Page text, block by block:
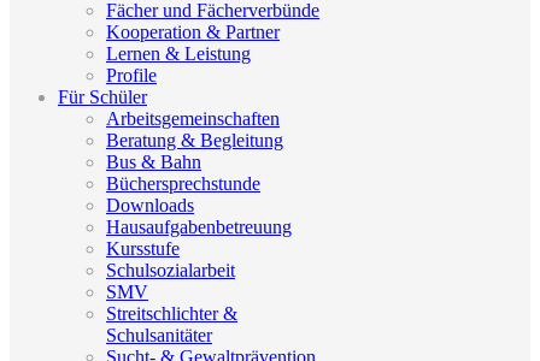
Fächer und Fächerverbünde
Kooperation & Partner
Lernen & Leistung
Profile
Für Schüler
Arbeitsgemeinschaften
Beratung & Begleitung
Bus & Bahn
Büchersprechstunde
Downloads
Hausaufgabenbetreuung
Kursstufe
Schulsozialarbeit
SMV
Streitschlichter &
Schulsanitäter